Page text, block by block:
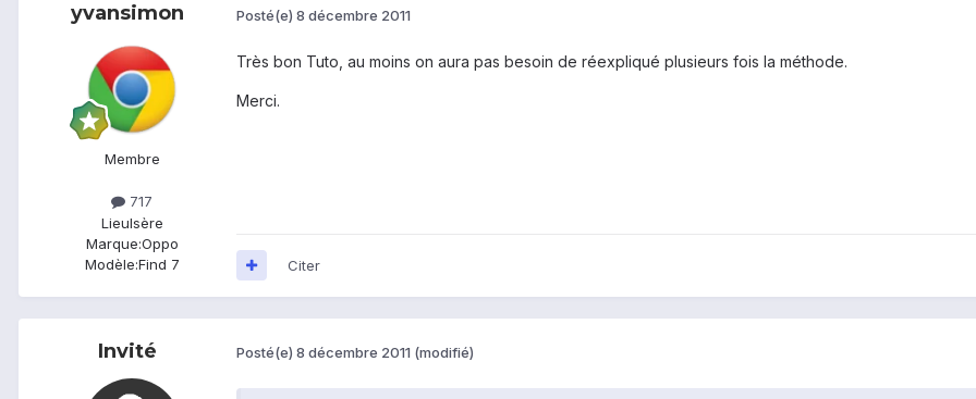
yvansimon
Membre
717
LieuIsère
Marque:Oppo
Modèle:Find 7
Posté(e) 8 décembre 2011
Très bon Tuto, au moins on aura pas besoin de réexpliqué plusieurs fois la méthode.
Merci.
Citer
Invité Posté(e) 8 décembre 2011 (modifié)